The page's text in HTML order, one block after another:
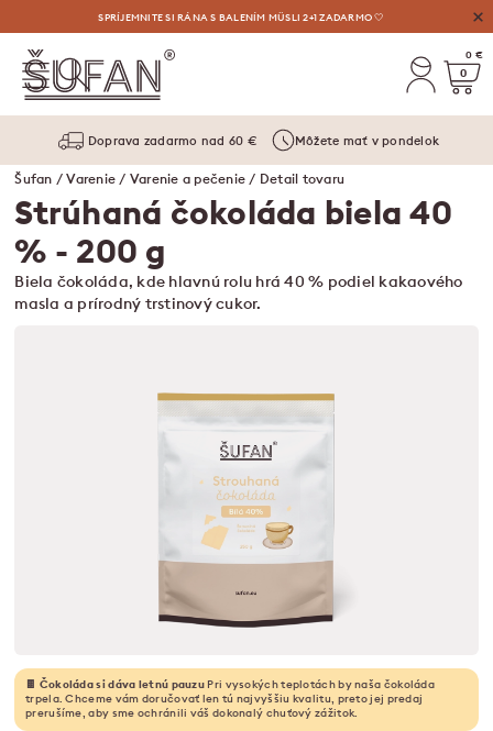
VÝHODNÉ AUGUSTOVÉ OSVIEŽENIE: LIMONÁDY, MASLÁ A VYLAĎENÉ SETY ⛱️
SPRÍJEMNITE SI RÁNA S BALENÍM MÜSLI 2+1 ZADARMO 🤍
0 €
0
Doprava zadarmo nad 60 € Môžete mať v pondelok
Šufan /Varenie / Varenie a pečenie / Detail tovaru
Strúhaná čokoláda biela 40
% - 200 g
Biela čokoláda, kde hlavnú rolu hrá 40 % podiel kakaového
masla a prírodný trstinový cukor.
🍫 Čokoláda si dáva letnú pauzu Pri vysokých teplotách by naša čokoláda
trpela. Chceme vám doručovať len tú najvyššiu kvalitu, preto jej predaj
prerušíme, aby sme ochránili váš dokonalý chuťový zážitok.